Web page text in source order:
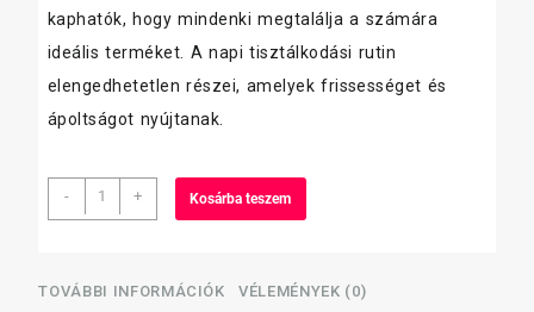
kaphatók, hogy mindenki megtalálja a számára
ideális terméket. A napi tisztálkodási rutin
elengedhetetlen részei, amelyek frissességet és
ápoltságot nyújtanak.
-
Axe
tusfürdő
Epic
+ Kosárba teszem
TOVÁBBI INFORMÁCIÓK VÉLEMÉNYEK (0)